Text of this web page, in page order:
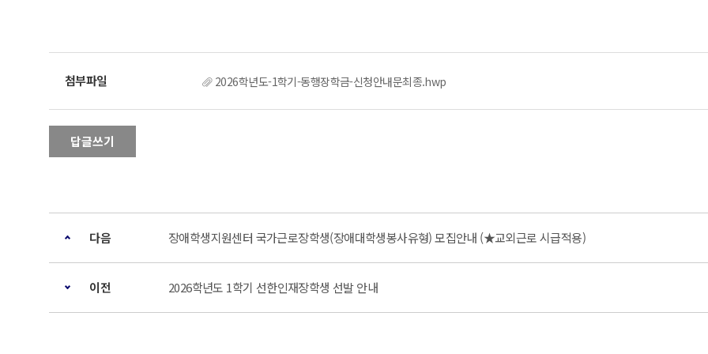
2026학년도-1학기-동행장학금-신청안내문최종.hwp
답글쓰기
다음 장애학생지원센터 국가근로장학생(장애대학생봉사유형) 모집안내 (★교외근로 시급적용)
이전 2026학년도 1학기 선한인재장학생 선발 안내